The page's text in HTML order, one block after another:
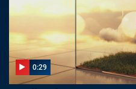
0:29